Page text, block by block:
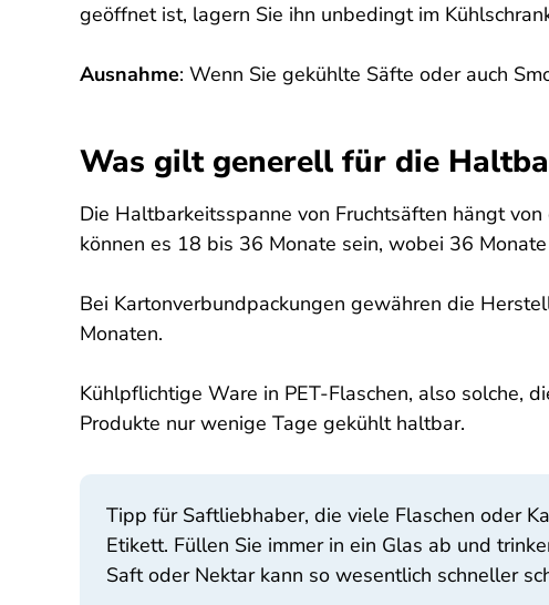
geöffnet ist, lagern Sie ihn unbedingt im
Ausnahme: Wenn Sie gekühlte Säfte oder auch
Was gilt generell für die
Die Haltbarkeitsspanne von Fruchtsäften hängt
können es 18 bis 36 Monate sein, wobei 36
Bei Kartonverbundpackungen gewähren die
Monaten.
Kühlpflichtige Ware in PET-Flaschen, also solche,
Produkte nur wenige Tage gekühlt haltbar.
Tipp für Saftliebhaber, die viele Flaschen oder
Etikett. Füllen Sie immer in ein Glas ab und
Saft oder Nektar kann so wesentlich schneller